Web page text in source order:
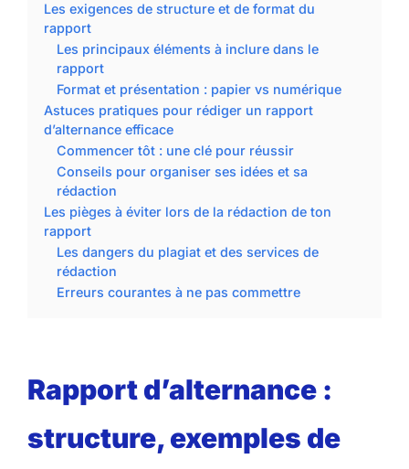
Les exigences de structure et de format du
rapport
Les principaux éléments à inclure dans le
rapport
Format et présentation : papier vs numérique
Astuces pratiques pour rédiger un rapport
d’alternance efficace
Commencer tôt : une clé pour réussir
Conseils pour organiser ses idées et sa
rédaction
Les pièges à éviter lors de la rédaction de ton
rapport
Les dangers du plagiat et des services de
rédaction
Erreurs courantes à ne pas commettre
Rapport d’alternance :
structure, exemples de